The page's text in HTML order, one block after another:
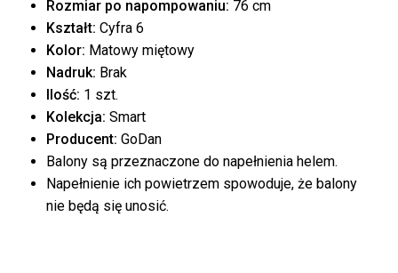
Brak produktów w
Rozmiar po napompowaniu: 76 cm
Kształt: Cyfra 6
Kolor: Matowy miętowy
Nadruk: Brak
Ilość: 1 szt.
Kolekcja: Smart
Producent: GoDan
Balony są przeznaczone do napełnienia helem.
Napełnienie ich powietrzem spowoduje, że balony
nie będą się unosić.